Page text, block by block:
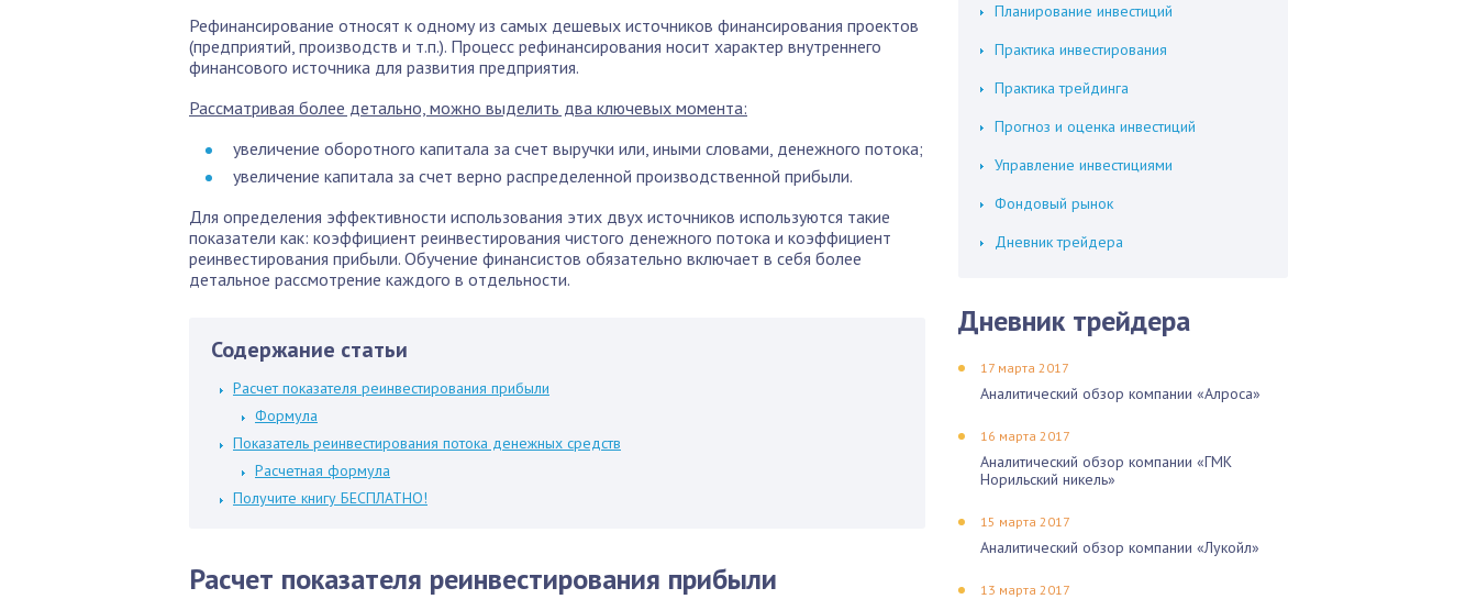
Рефинансирование относят к одному из самых дешевых источников финансирования проектов
(предприятий, производств и т.п.). Процесс рефинансирования носит характер внутреннего
финансового источника для развития предприятия.
Рассматривая более детально, можно выделить два ключевых момента:
увеличение оборотного капитала за счет выручки или, иными словами, денежного потока;
увеличение капитала за счет верно распределенной производственной прибыли.
Для определения эффективности использования этих двух источников используются такие
показатели как: коэффициент реинвестирования чистого денежного потока и коэффициент
реинвестирования прибыли. Обучение финансистов обязательно включает в себя более
детальное рассмотрение каждого в отдельности.
Содержание статьи
Расчет показателя реинвестирования прибыли
Формула
Показатель реинвестирования потока денежных средств
Расчетная формула
Получите книгу БЕСПЛАТНО!
Расчет показателя реинвестирования прибыли
Планирование инвестиций
Практика инвестирования
Практика трейдинга
Прогноз и оценка инвестиций
Управление инвестициями
Фондовый рынок
Дневник трейдера
Дневник трейдера
17 марта 2017
Аналитический обзор компании «Алроса»
16 марта 2017
Аналитический обзор компании «ГМК
Норильский никель»
15 марта 2017
Аналитический обзор компании «Лукойл»
13 марта 2017